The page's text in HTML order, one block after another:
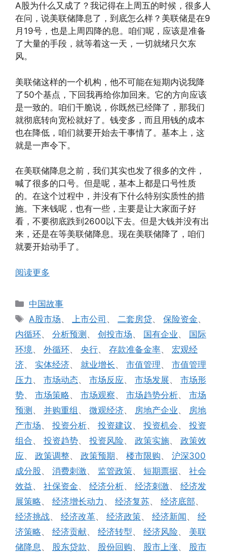
A股为什么又成了？我记得在上周五的时候，很多人
在问，说美联储降息了，到底怎么样？美联储是在9
月19号，也是上周四降的息。咱们呢，应该是准备
了大量的手段，就等着这一天，一切就绪只欠东
风。
美联储这样的一个机构，他不可能在短期内说我降
了50个基点，下回我再给你加回来。它的方向应该
是一致的。咱们干脆说，你既然已经降了，那我们
就彻底转向宽松就好了。钱变多，而且用钱的成本
也在降低，咱们就要开始去干事情了。基本上，这
就是一声令下。
在美联储降息之前，我们其实也发了很多的文件，
喊了很多的口号。但是呢，基本上都是口号性质
的。在这个过程中，并没有下什么特别实质性的措
施。下来钱呢，也有一些，主要是让大家面子好
看，不要彻底跌到2600以下去。但是大钱并没有出
来，还是在等美联储降息。现在美联储降了，咱们
就要开始动手了。
阅读更多
分
类
中国故事
标
签
A股市场、 上市公司 、 二套房贷、保险资金、
内循环、 分析预测、 创投市场、 国有企业、 国际
环境、 外循环、 央行、 存款准备金率、 宏观经
济、 实体经济、 就业增长、 市值管理、 市值管理
压力 、 市场动态、 市场反应、 市场发展、 市场形
势、 市场策略、 市场观察、 市场趋势分析、 市场
预测、 并购重组 、 微观经济、 房地产企业、 房地
产市场、 投资分析、 投资建议 、 投资机会、 投资
组合、 投资趋势、 投资风险、 政策实施、 政策效
应、 政策调整、 政策预期、 楼市限购、 沪深300
成分股、 消费刺激、 监管政策、 短期票据、 社会
效益、 社保资金、 经济分析、 经济刺激、 经济发
展策略、 经济增长动力 、 经济复苏、 经济底部、
经济挑战、 经济改革、 经济政策、 经济新闻、 经
济策略、 经济贡献、 经济转型、 经济风险、 美联
储降息 、 股东贷款、 股份回购、 股市上涨、 股市